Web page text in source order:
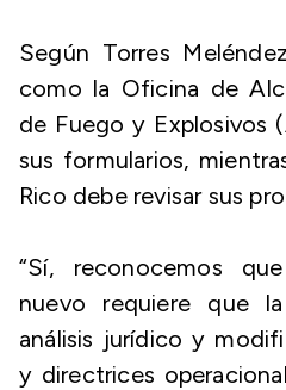
Según Torres
como la Oficina de
de Fuego y Explosivos
sus formularios,
Rico debe revisar sus
“Sí, reconocemos
nuevo requiere que
análisis jurídico y
y directrices